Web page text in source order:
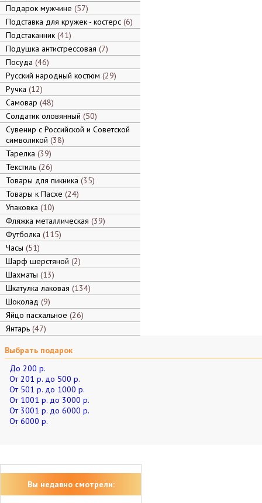
Подарок мужчине 57
Подставка для кружек - костерс 6
Подстаканник 41
Подушка антистрессовая 7
Посуда 46
Русский народный костюм 29
Ручка 12
Самовар 48
Солдатик оловянный 50
Сувенир с Российской и Советской
символикой 38
Тарелка 39
Текстиль 26
Товары для пикника 35
Товары к Пасхе 24
Упаковка 10
Фляжка металлическая 39
Футболка 115
Часы 51
Шарф шерстяной 2
Шахматы 13
Шкатулка лаковая 134
Шоколад 9
Яйцо пасхальное 26
Янтарь 47
Выбрать подарок
До 200 р.
От 201 р. до 500 р.
От 501 р. до 1000 р.
От 1001 р. до 3000 р.
От 3001 р. до 6000 р.
От 6000 р.
Вы недавно смотрели: